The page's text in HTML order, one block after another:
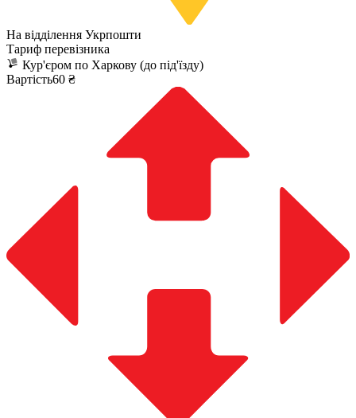
На відділення Укрпошти
Тариф перевізника
Кур'єром по Харкову (до під'їзду)
Вартість60 ₴